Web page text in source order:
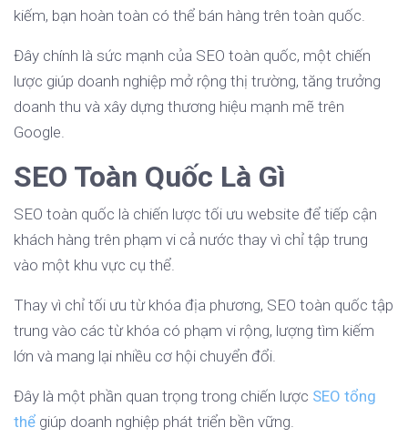
kiếm, bạn hoàn toàn có thể bán hàng trên toàn quốc.
Đây chính là sức mạnh của SEO toàn quốc, một chiến
lược giúp doanh nghiệp mở rộng thị trường, tăng trưởng
doanh thu và xây dựng thương hiệu mạnh mẽ trên
Google.
SEO Toàn Quốc Là Gì
SEO toàn quốc là chiến lược tối ưu website để tiếp cận
khách hàng trên phạm vi cả nước thay vì chỉ tập trung
vào một khu vực cụ thể.
Thay vì chỉ tối ưu từ khóa địa phương, SEO toàn quốc tập
trung vào các từ khóa có phạm vi rộng, lượng tìm kiếm
lớn và mang lại nhiều cơ hội chuyển đổi.
Đây là một phần quan trọng trong chiến lược SEO tổng
thể giúp doanh nghiệp phát triển bền vững.